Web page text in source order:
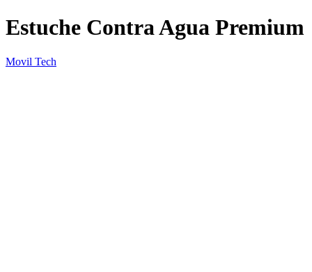
Estuche Contra Agua Premium
Movil Tech